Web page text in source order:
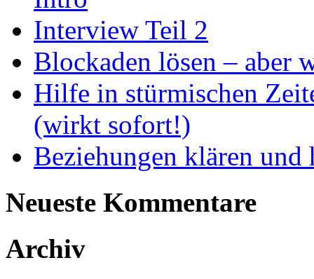
Interview Teil 2
Blockaden lösen – aber
Hilfe in stürmischen
(wirkt sofort!)
Beziehungen klären
Neueste Kommentare
Archiv